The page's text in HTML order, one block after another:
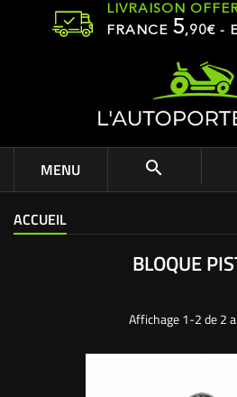
LIVRAISON
FRANCE 5,90€ -
MENU 
ACCUEIL
BLOQUE
Affichage 1-2 de 2